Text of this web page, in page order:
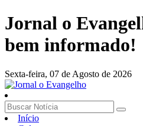
Jornal o
bem informado!
Sexta-feira, 07 de Agosto de 2026
Início